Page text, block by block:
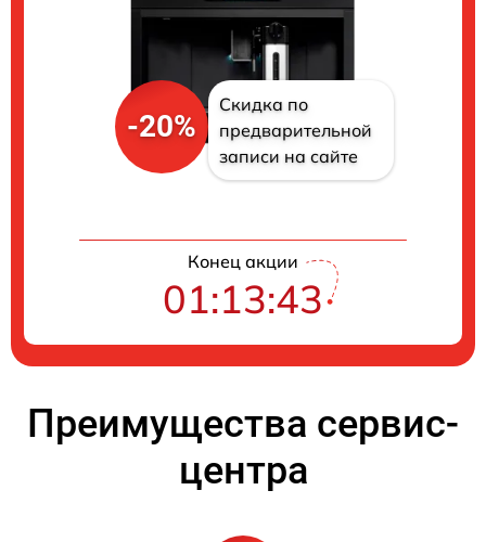
-20%
Скидка по
предварительной
записи на сайте
Конец акции
01:13:42
Преимущества сервис-
центра